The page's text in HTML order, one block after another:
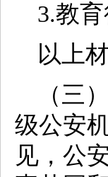
3.教
以上
（三
级公安
见，公